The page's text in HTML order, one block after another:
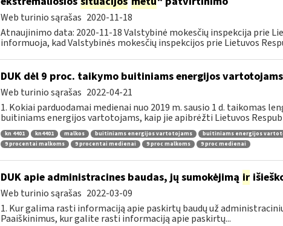
Web turinio sąrašas 2020-11-18
Atnaujinimo data: 2020-11-18 Valstybinė mokesčių inspekcija prie
informuoja, kad Valstybinės mokesčių inspekcijos prie Lietuvos
DUK dėl 9 proc. taikymo buitiniams energijos
Web turinio sąrašas 2022-04-21
1. Kokiai parduodamai medienai nuo 2019 m. sausio 1 d. taikomas
buitiniams energijos vartotojams, kaip jie apibrėžti Lietuvos
kn 4401 kn4401 malkos buitiniams energijos vartotojams
buitiniams energijos
9 procentai malkoms
9 procentai medienai 9 proc malkoms 9 proc medienai
DUK apie administracines baudas, jų sumokėjimą ir
Web turinio sąrašas 2022-03-09
1. Kur galima rasti informaciją apie paskirtų baudų už
Paaiškinimus, kur galite rasti informaciją apie paskirtų...